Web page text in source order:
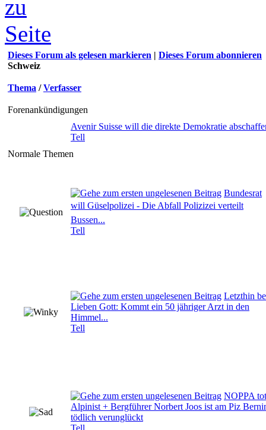
Dieses Forum als gelesen markieren | Dieses Forum abonnieren
Schweiz
Thema /Verfasser
Forenankündigungen
Avenir Suisse will die direkte Demokratie
Tell
Normale Themen
Bundesrat
will Güselpolizei - Die Abfall Polizizei verteilt
Bussen...
Tell
Letzthin
Lieben Gott: Kommt ein 50 jähriger Arzt in den
Himmel...
Tell
NOPPA
Alpinist + Bergführer Norbert Joos ist am Piz
tödlich verunglückt
Tell